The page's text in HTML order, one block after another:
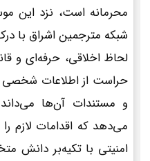
محرمانه است، نزد این
شبکه مترجمین اشراق با
لحاظ اخلاقی، حرفه‌ای و
حراست از اطلاعات شخصی
و مستندات آن‌ها
می‌دهد که اقدامات لازم
امنیتی با تکیه‌بر دانش